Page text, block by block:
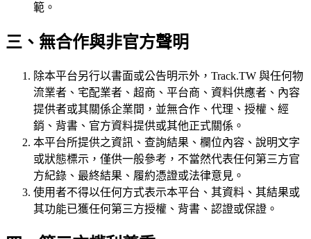
範。
三、無合作與非官方聲明
除本平台另行以書面或公告明示外，Track.TW 與任何物
流業者、宅配業者、超商、平台商、資料供應者、內容
提供者或其關係企業間，並無合作、代理、授權、經
銷、背書、官方資料提供或其他正式關係。
本平台所提供之資訊、查詢結果、欄位內容、說明文字
或狀態標示，僅供一般參考，不當然代表任何第三方官
方紀錄、最終結果、履約憑證或法律意見。
使用者不得以任何方式表示本平台、其資料、其結果或
其功能已獲任何第三方授權、背書、認證或保證。